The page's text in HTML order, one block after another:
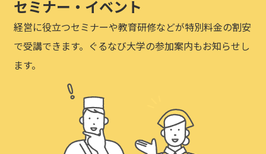
セミナー・イベント
経営に役立つセミナーや教育研修などが特別料金の割安
で受講できます。ぐるなび大学の参加案内もお知らせし
ます。